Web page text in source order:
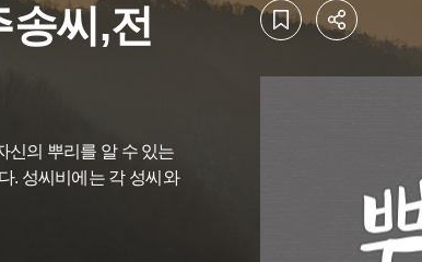
씨,전
신의 뿌리를 알 수 있는
. 성씨비에는 각 성씨와